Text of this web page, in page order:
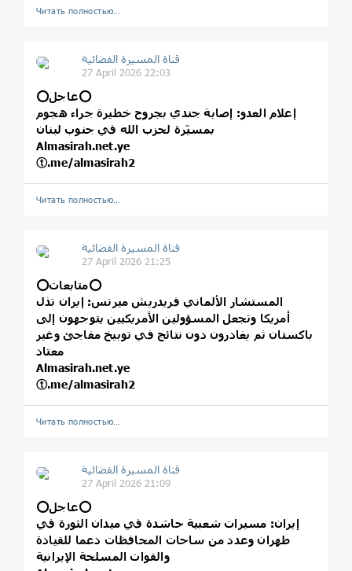
Читать полностью…
قناة المسيرة الفضائية
27 April 2026 22:03
⭕️عاجل⭕️
إعلام العدو: إصابة جندي بجروح خطيرة جراء هجوم
بمسيّرة لحزب الله في جنوب لبنان
Almasirah.net.ye
ⓣ.me/almasirah2
Читать полностью…
قناة المسيرة الفضائية
27 April 2026 21:25
⭕️متابعات⭕️
المستشار الألماني فريدريش ميرتس: إيران تذل
أمريكا وتجعل المسؤولين الأمريكيين يتوجهون إلى
باكستان ثم يغادرون دون نتائج في توبيخ مفاجئ وغير
معتاد
Almasirah.net.ye
ⓣ.me/almasirah2
Читать полностью…
قناة المسيرة الفضائية
27 April 2026 21:09
⭕️عاجل⭕️
إيران: مسيرات شعبية حاشدة في ميدان الثورة في
طهران وعدد من ساحات المحافظات دعما للقيادة
والقوات المسلحة الإيرانية